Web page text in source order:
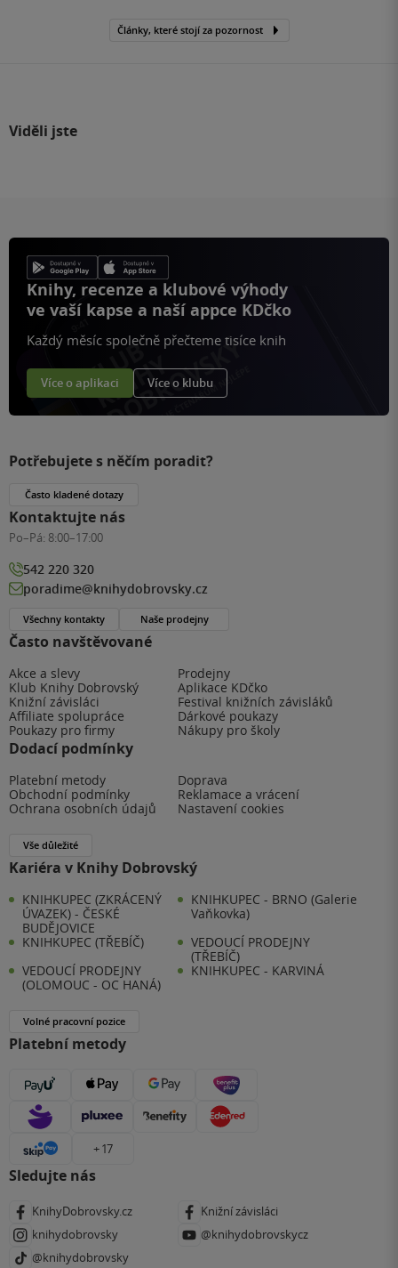
Články, které stojí za pozornost
Viděli jste
Knihy, recenze a klubové výhody
ve vaší kapse a naší appce KDčko
Každý měsíc společně přečteme tisíce knih
Více o aplikaci Více o klubu
Často navštěvované
Akce a slevy
Prodejny
Klub Knihy Dobrovský
Aplikace KDčko
Knižní závisláci
Festival knižních závisláků
Affiliate spolupráce
Dárkové poukazy
Poukazy pro firmy
Nákupy pro školy
Dodací podmínky
Platební metody
Doprava
Obchodní podmínky
Reklamace a vrácení
Ochrana osobních údajů
Nastavení cookies
Vše důležité
Kariéra v Knihy Dobrovský
KNIHKUPEC (ZKRÁCENÝ
ÚVAZEK) - ČESKÉ
BUDĚJOVICE
KNIHKUPEC - BRNO (Galerie
Vaňkovka)
KNIHKUPEC (TŘEBÍČ)
VEDOUCÍ PRODEJNY
(TŘEBÍČ)
VEDOUCÍ PRODEJNY
(OLOMOUC - OC HANÁ)
KNIHKUPEC - KARVINÁ
Volné pracovní pozice
Platební metody
+ 17
Sledujte nás
KnihyDobrovsky.cz
Knižní závisláci
knihydobrovsky
@knihydobrovskycz
@knihydobrovsky
Potřebujete s něčím poradit?
Často kladené dotazy
Kontaktujte nás
Po–Pá: 8:00–17:00
542 220 320
poradime@knihydobrovsky.cz
Všechny kontakty Naše prodejny